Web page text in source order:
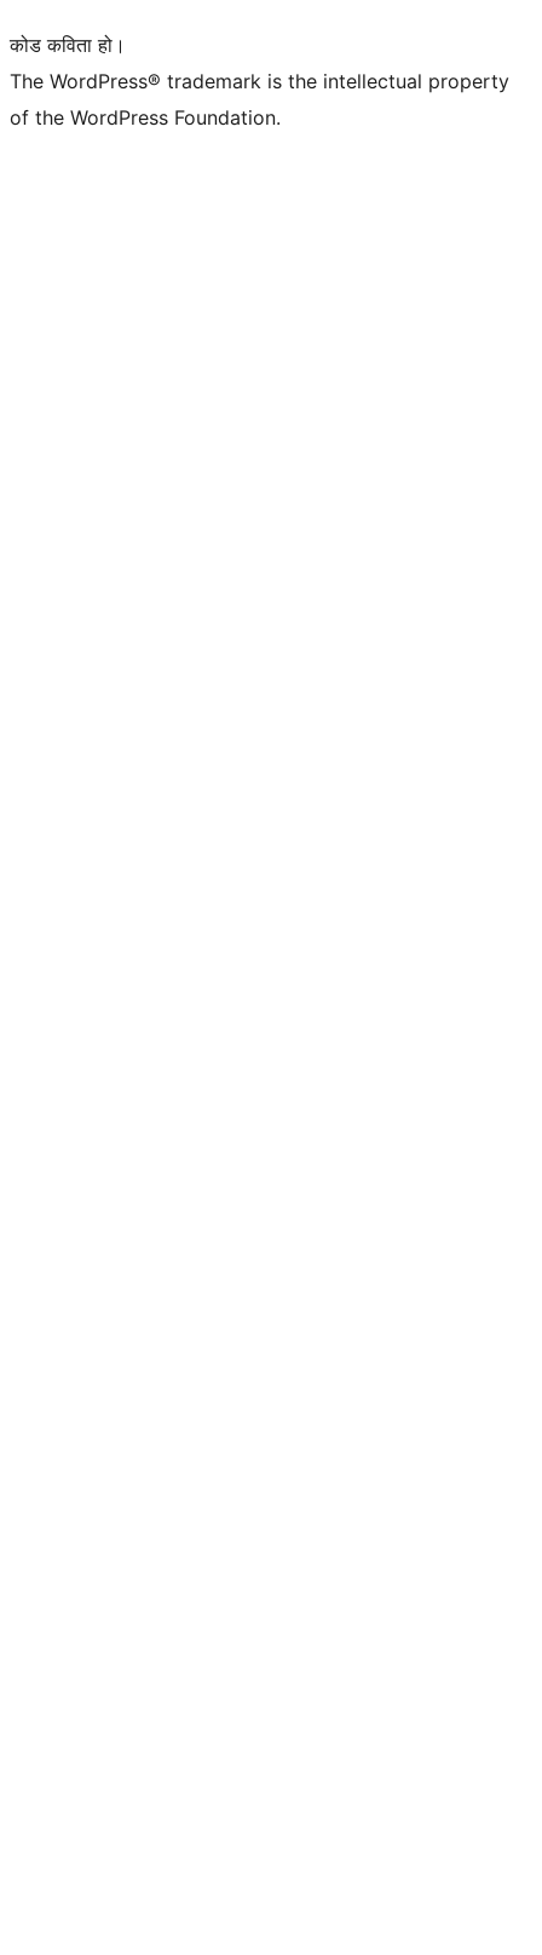
कोड कविता हो।
The WordPress® trademark is the intellectual property
of the WordPress Foundation.